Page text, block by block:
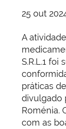
25 out
A
S.R.L.1 foi
práticas
divulgado
Roménia.
com as